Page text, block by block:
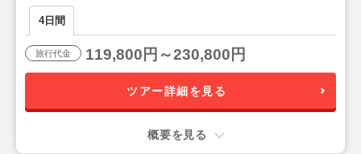
テル』宿泊ハノイ2泊4日
4日間
旅行代金 119,800円～230,800円
ツアー詳細を見る
概要を見る